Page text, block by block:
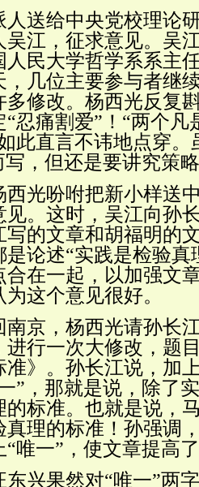
人送给中央党校理论
吴江，征求意见。吴
人民大学哲学系系主
几位主要参与者继
多修改。杨西光反复
忍痛割爱”！“两个凡
此直言不讳地点穿。
写，但还是要讲究策
西光吩咐把新小样送
见。这时，吴江向孙
的文章和胡福明的
是论述“实践是检验真
合在一起，以加强文
这个意见很好。
南京，杨西光请孙长
进行一次大修改，题
》。孙长江说，加
”，那就是说，除了
的标准。也就是说，
理的标准！孙强调
唯一”，使文章提高
兴果然对“唯一”两